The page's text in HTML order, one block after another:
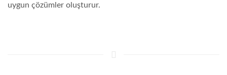
uygun çözümler oluşturur.